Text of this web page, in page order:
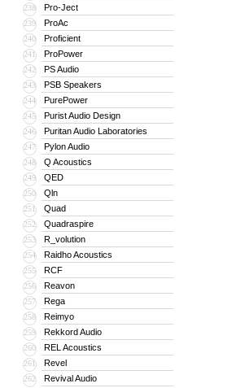
238 Pro-Ject
239 ProAc
240 Proficient
241 ProPower
242 PS Audio
243 PSB Speakers
244 PurePower
245 Purist Audio Design
246 Puritan Audio Laboratories
247 Pylon Audio
248 Q Acoustics
249 QED
250 Qln
251 Quad
252 Quadraspire
253 R_volution
254 Raidho Acoustics
255 RCF
256 Reavon
257 Rega
258 Reimyo
259 Rekkord Audio
260 REL Acoustics
261 Revel
262 Revival Audio